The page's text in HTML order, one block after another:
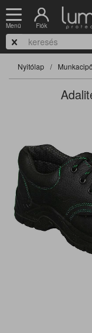
Menü Fiók
Nyitólap Munkacipő